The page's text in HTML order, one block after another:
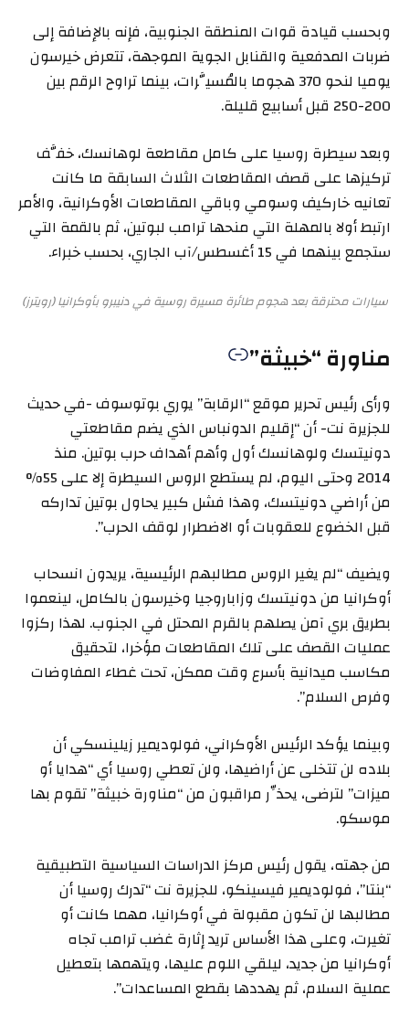
وبحسب قيادة قوات المنطقة الجنوبية، فإنه بالإضافة إلى
ضربات المدفعية والقنابل الجوية الموجهة، تتعرض خيرسون
يوميا لنحو 370 هجوما بالمُسيَّرات، بينما تراوح الرقم بين
200-250 قبل أسابيع قليلة.
وبعد سيطرة روسيا على كامل مقاطعة لوهانسك، خفَّف
تركيزها على قصف المقاطعات الثلاث السابقة ما كانت
تعانيه خاركيف وسومي وباقي المقاطعات الأوكرانية، والأمر
ارتبط أولا بالمهلة التي منحها ترامب لبوتين، ثم بالقمة التي
ستجمع بينهما في 15 أغسطس/آب الجاري، بحسب خبراء.
سيارات محترقة بعد هجوم طائرة مسيرة روسية في دنيبرو بأوكرانيا (رويترز)
مناورة “خبيثة”
ورأى رئيس تحرير موقع “الرقابة” يوري بوتوسوف -في حديث
للجزيرة نت- أن “إقليم الدونباس الذي يضم مقاطعتي
دونيتسك ولوهانسك أول وأهم أهداف حرب بوتين. منذ
2014 وحتى اليوم، لم يستطع الروس السيطرة إلا على 55%
من أراضي دونيتسك، وهذا فشل كبير يحاول بوتين تداركه
قبل الخضوع للعقوبات أو الاضطرار لوقف الحرب”.
ويضيف “لم يغير الروس مطالبهم الرئيسية، يريدون انسحاب
أوكرانيا من دونيتسك وزاباروجيا وخيرسون بالكامل، لينعموا
بطريق بري آمن يصلهم بالقرم المحتل في الجنوب. لهذا ركزوا
عمليات القصف على تلك المقاطعات مؤخرا، لتحقيق
مكاسب ميدانية بأسرع وقت ممكن، تحت غطاء المفاوضات
وفرص السلام”.
وبينما يؤكد الرئيس الأوكراني، فولوديمير زيلينسكي أن
بلاده لن تتخلى عن أراضيها، ولن تعطي روسيا أي “هدايا أو
ميزات” لترضى، يحذِّر مراقبون من “مناورة خبيثة” تقوم بها
موسكو.
من جهته، يقول رئيس مركز الدراسات السياسية التطبيقية
“بنتا”، فولوديمير فيسينكو، للجزيرة نت “تدرك روسيا أن
مطالبها لن تكون مقبولة في أوكرانيا، مهما كانت أو
تغيرت، وعلى هذا الأساس تريد إثارة غضب ترامب تجاه
أوكرانيا من جديد، ليلقي اللوم عليها، ويتهمها بتعطيل
عملية السلام، ثم يهددها بقطع المساعدات”.